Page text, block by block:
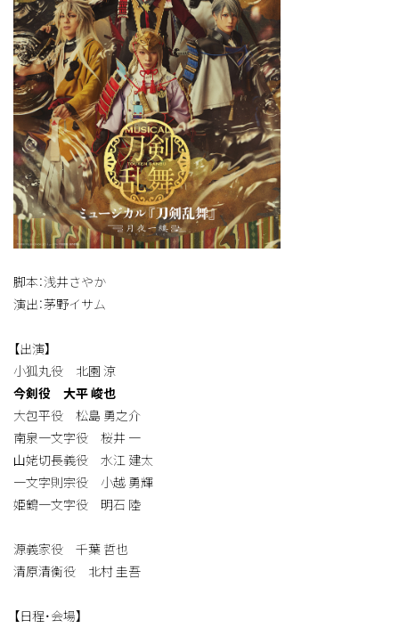
脚本：浅井さやか
演出：茅野イサム
【出演】
小狐丸役 北園 涼
今剣役 大平 峻也
大包平役 松島 勇之介
南泉一文字役 桜井 一
山姥切長義役 水江 建太
一文字則宗役 小越 勇輝
姫鶴一文字役 明石 陸
源義家役 千葉 哲也
清原清衡役 北村 圭吾
【日程・会場】